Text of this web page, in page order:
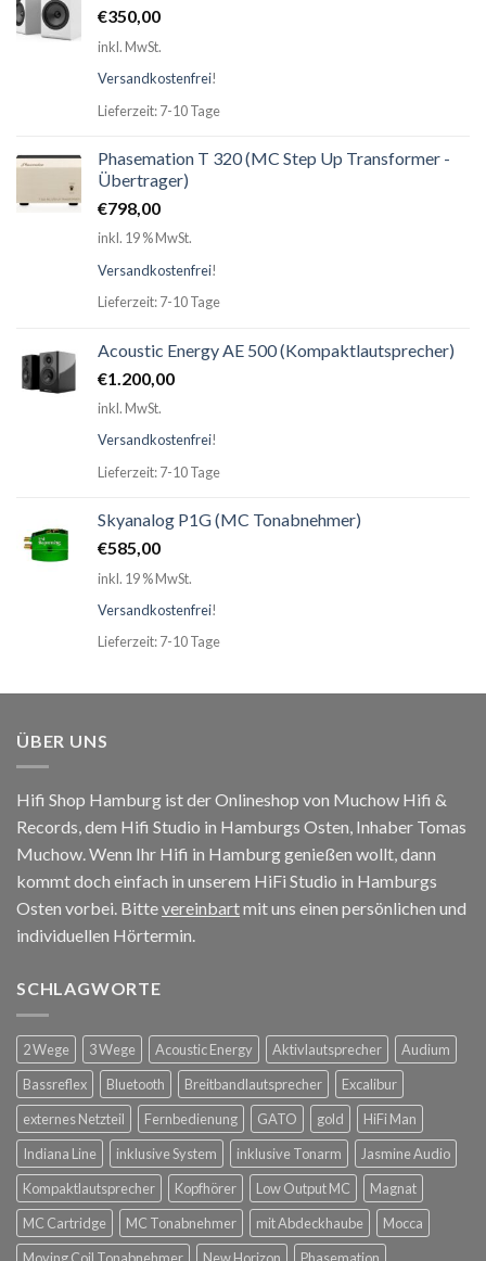
€350,00
inkl. MwSt.
Versandkostenfrei!
Lieferzeit: 7-10 Tage
Phasemation T 320 (MC Step Up Transformer -
Übertrager)
€798,00
inkl. 19 % MwSt.
Versandkostenfrei!
Lieferzeit: 7-10 Tage
Acoustic Energy AE 500 (Kompaktlautsprecher)
€1.200,00
inkl. MwSt.
Versandkostenfrei!
Lieferzeit: 7-10 Tage
Skyanalog P1G (MC Tonabnehmer)
€585,00
inkl. 19 % MwSt.
Versandkostenfrei!
Lieferzeit: 7-10 Tage
ÜBER UNS
Hifi Shop Hamburg ist der Onlineshop von Muchow Hifi &
Records, dem Hifi Studio in Hamburgs Osten, Inhaber Tomas
Muchow. Wenn Ihr Hifi in Hamburg genießen wollt, dann
kommt doch einfach in unserem HiFi Studio in Hamburgs
Osten vorbei. Bittevereinbartmit uns einen persönlichen und
individuellen Hörtermin.
SCHLAGWORTE
2 Wege 3 Wege Acoustic Energy Aktivlautsprecher
Audium
Bassreflex
Bluetooth Breitbandlautsprecher
Excalibur
externes Netzteil
Fernbedienung GATO gold
HiFi Man
Indiana Line
inklusive System inklusive Tonarm
Jasmine Audio
Kompaktlautsprecher
Kopfhörer Low Output MC
Magnat
MC Cartridge
MC Tonabnehmer mit Abdeckhaube
Mocca